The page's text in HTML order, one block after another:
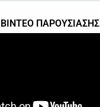
ΒΙΝΤΕΟ ΠΑΡΟΥΣΙΑΣΗΣ